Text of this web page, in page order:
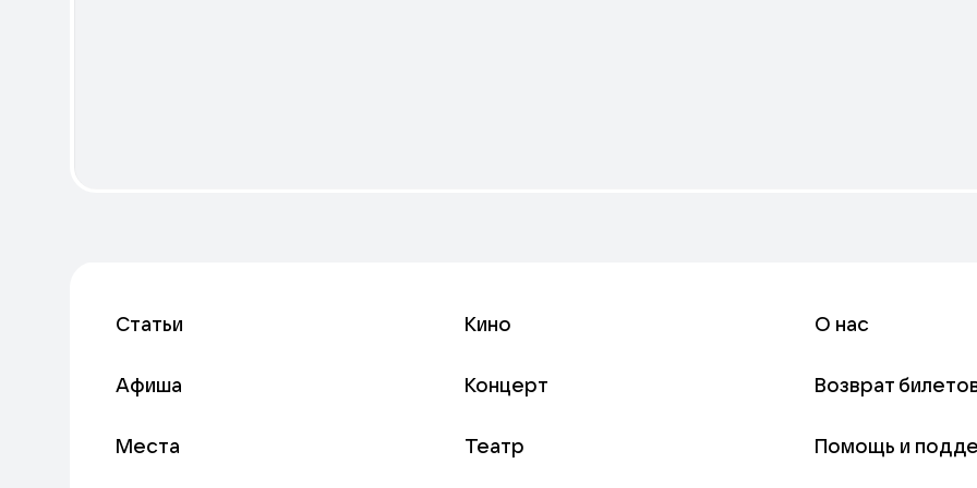
Статьи
Афиша
Места
Кино
Концерт
Театр
О нас
Возврат
Помощь и